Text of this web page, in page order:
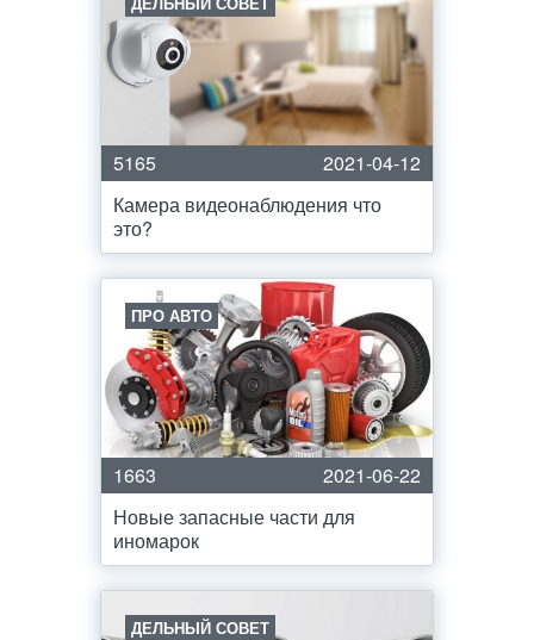
5165
2021-04-12
Камера видеонаблюдения что
это?
ПРО АВТО
1663
2021-06-22
Новые запасные части для
иномарок
ДЕЛЬНЫЙ СОВЕТ